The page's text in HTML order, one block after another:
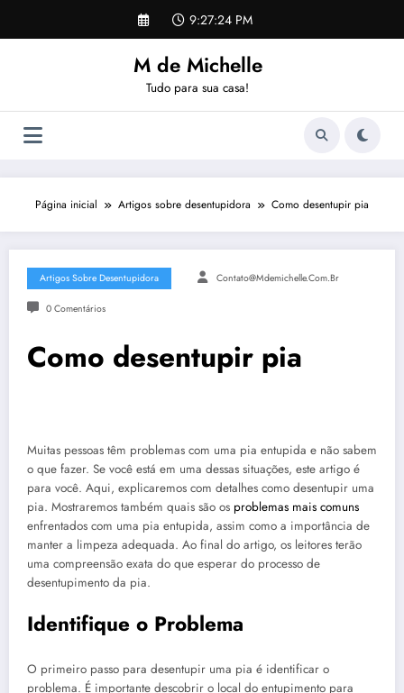
o
9:27:24 PM
M de Michelle
Tudo para sua casa!
Página inicial Artigos sobre desentupidora Como desentupir pia
Artigos Sobre Desentupidora Contato@mdemichelle.com.br
0 Comentários
Como desentupir pia
Muitas pessoas têm problemas com uma pia entupida e não sabem
o que fazer. Se você está em uma dessas situações, este artigo é
para você. Aqui, explicaremos com detalhes como desentupir uma
pia. Mostraremos também quais são os problemas mais comuns
enfrentados com uma pia entupida, assim como a importância de
manter a limpeza adequada. Ao final do artigo, os leitores terão
uma compreensão exata do que esperar do processo de
desentupimento da pia.
Identifique o Problema
O primeiro passo para desentupir uma pia é identificar o
problema. É importante descobrir o local do entupimento para